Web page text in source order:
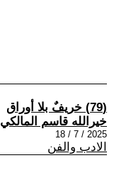
(79) خريفٌ بلا أوراق
خيرالله قاسم المالكي
2025 / 7 / 18
الادب والفن